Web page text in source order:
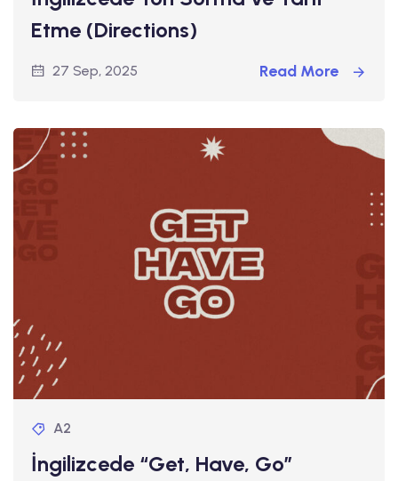
Etme (Directions)
27 Sep, 2025 Read More
A2
İngilizcede “Get, Have, Go”